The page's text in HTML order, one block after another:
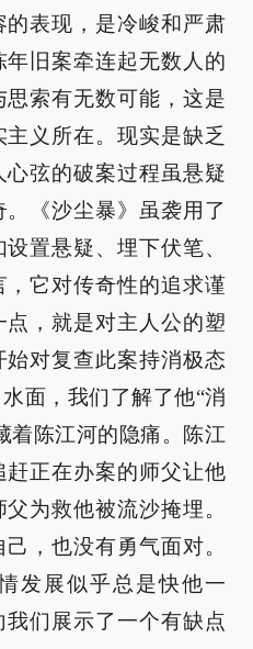
的表现，是冷峻和严肃
旧案牵连起无数人的
索有无数可能，这是
义所在。现实是缺乏
弦的破案过程虽悬疑
《沙尘暴》虽袭用了
置悬疑、埋下伏笔、
它对传奇性的追求谨
，就是对主人公的塑
对复查此案持消极态
面，我们了解了他“消
陈江河的隐痛。陈江
正在办案的师父让他
为救他被流沙掩埋。
，也没有勇气面对。
发展似乎总是快他一
们展示了一个有缺点